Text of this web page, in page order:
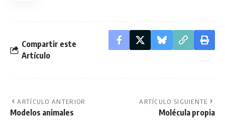
Compartir este
Artículo
ARTÍCULO ANTERIOR
Modelos animales
ARTÍCULO SIGUIENTE
Molécula propia